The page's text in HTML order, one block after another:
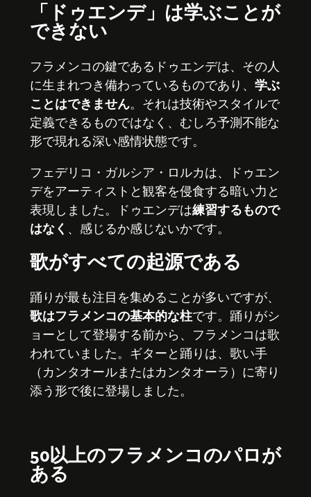
「ドゥエンデ」は学ぶことが
できない
フラメンコの鍵であるドゥエンデは、その人
に生まれつき備わっているものであり、 学ぶ
ことはできません。それは技術やスタイルで
定義できるものではなく、むしろ予測不能な
形で現れる深い感情状態です。
フェデリコ・ガルシア・ロルカは、ドゥエン
デをアーティストと観客を侵食する暗い力と
表現しました。ドゥエンデは練習するもので
はなく 、感じるか感じないかです。
歌がすべての起源である
踊りが最も注目を集めることが多いですが、
歌はフラメンコの基本的な柱です。踊りがシ
ョーとして登場する前から、フラメンコは歌
われていました。ギターと踊りは、歌い手
（カンタオールまたはカンタオーラ）に寄り
添う形で後に登場しました。
50以上のフラメンコのパロが
ある